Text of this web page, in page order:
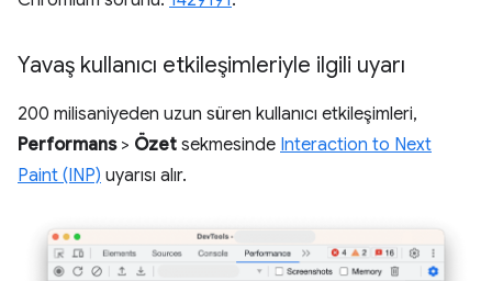
Yavaş kullanıcı etkileşimleriyle ilgili uyarı
200 milisaniyeden uzun süren kullanıcı etkileşimleri,
Performans> Özet sekmesinde Interaction to Next
Paint (INP) uyarısı alır.